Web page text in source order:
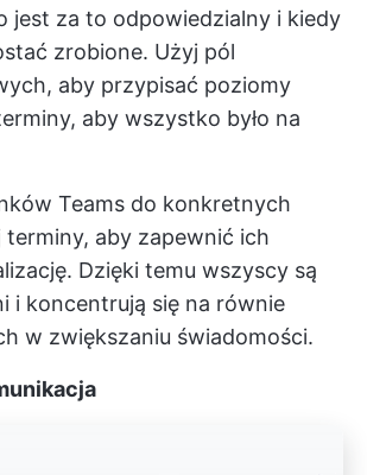
jest za to odpowiedzialny i kiedy
zrobione. Użyj pól
aby przypisać poziomy
aby wszystko było na
Teams do konkretnych
terminy, aby zapewnić ich
Dzięki temu wszyscy są
i koncentrują się na równie
w zwiększaniu świadomości.